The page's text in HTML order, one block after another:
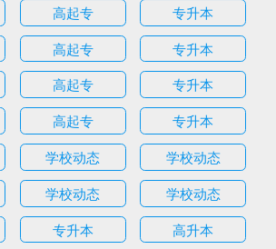
高起专
专升本
高起专
专升本
高起专
专升本
高起专
专升本
学校动态
学校动态
学校动态
学校动态
专升本
高升本